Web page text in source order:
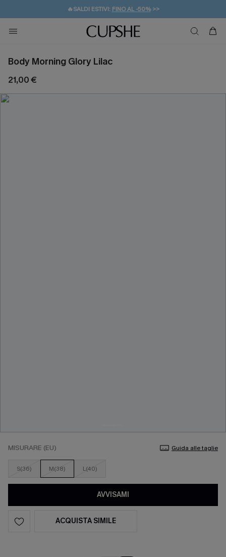
🔥SALDI ESTIVI: FINO AL -50%>>
🚚SPEDIZIONE GRATUITA DA 49€
💌REGALO PER I NUOVI: 20% DI SCONTO*
Body Morning Glory Lilac
21,00 €
MISURARE (EU) Guida alle taglie
S(36) M(38) L(40)
AVVISAMI
ACQUISTA SIMILE